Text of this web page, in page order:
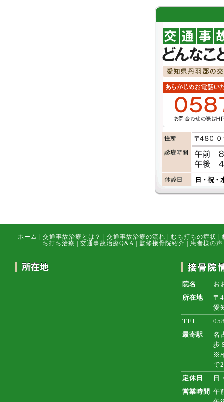
ホーム 交通事故治療とは？ 交通事故治療の流れ むち打ちの症状
ち打ち治療
交通事故治療Q&A 監修接骨院紹介 患者様の声
院名
お
所在地
〒
愛
TEL
最寄駅
名
歩
※
で
定休日
日
営業時間 午